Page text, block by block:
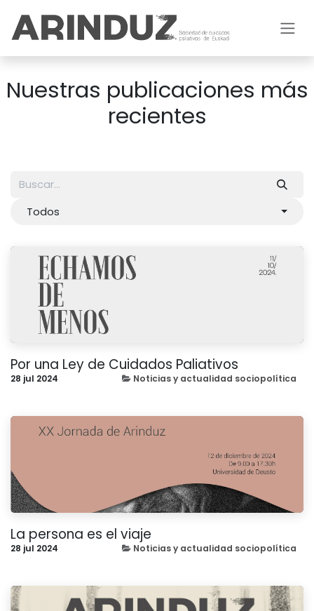
Nuestras publicaciones más
recientes
Todos
Por una Ley de Cuidados Paliativos
28 jul 2024 Noticias y actualidad sociopolítica
La persona es el viaje
28 jul 2024 Noticias y actualidad sociopolítica